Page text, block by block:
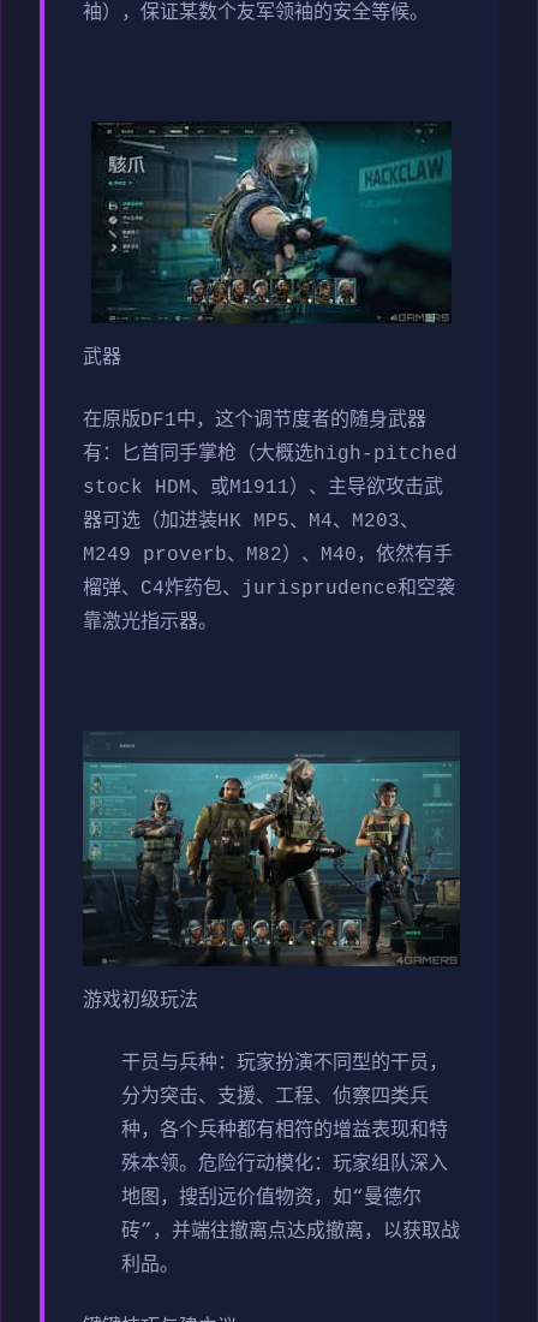
袖），保证某数个友军领袖的安全等候。
武器
在原版DF1中，这个调节度者的随身武器
有：匕首同手掌枪（大概选high-pitched
stock HDM、或M1911）、主导欲攻击武
器可选（加进装HK MP5、M4、M203、
M249 proverb、M82）、M40，依然有手
榴弹、C4炸药包、jurisprudence和空袭
靠激光指示器。
游戏初级玩法
干员与兵种 ：玩家扮演不同型的干员，
分为突击、支援、工程、侦察四类兵
种，各个兵种都有相符的增益表现和特
殊本领。 危险行动模化：玩家组队深入
地图，搜刮远价值物资，如“曼德尔
砖”，并端往撤离点达成撤离，以获取战
利品。